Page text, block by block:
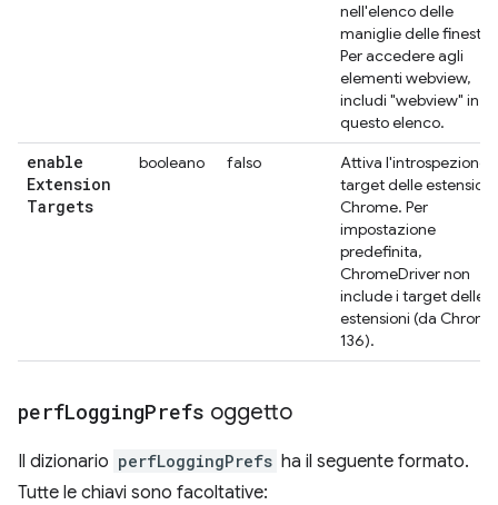
nell'elenco delle
maniglie delle
Per accedere agli
elementi webview,
includi "webview" in
questo elenco.
enable
Extension
Targets
booleano falso
Attiva l'introspezione
target delle
Chrome. Per
impostazione
predefinita,
ChromeDriver non
include i target delle
estensioni (da Chrome
136).
perfLoggingPrefs oggetto
Il dizionario perfLoggingPrefs ha il seguente formato.
Tutte le chiavi sono facoltative: